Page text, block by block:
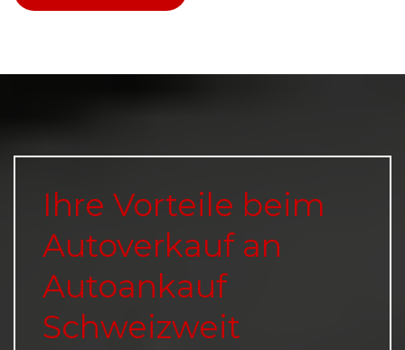
Ihre Vorteile beim
Autoverkauf an
Autoankauf
Schweizweit